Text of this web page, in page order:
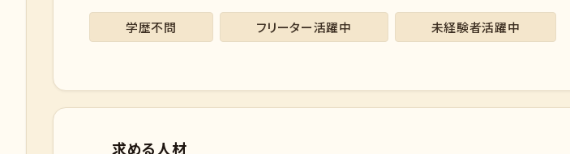
学歴不問 フリーター活躍中 未経験者活躍中
求める人材